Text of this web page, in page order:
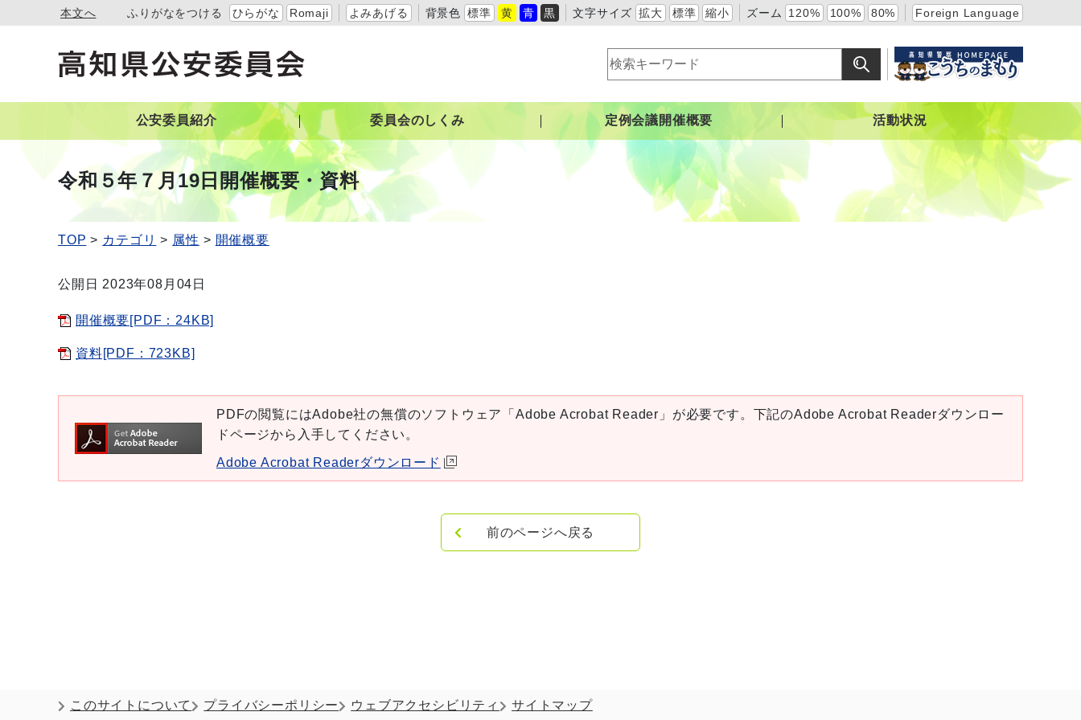
本文へ ふりがなをつける ひらがな Romaji よみあげる 背景色 標準 黄 青 黒 文字サイズ 拡大 標準 縮小 ズーム 120% 100% 80% Foreign Language
公安委員紹介 委員会のしくみ 定例会議開催概要 活動状況
令和５年７月19日開催概要・資料
TOP カテゴリ 属性 開催概要
公開日 2023年08月04日
開催概要[PDF：24KB]
資料[PDF：723KB]
PDFの閲覧にはAdobe社の無償のソフトウェア「Adobe Acrobat Reader」が必要です。下記のAdobe Acrobat Readerダウンロー
ドページから入手してください。
Adobe Acrobat Readerダウンロード
前のページへ戻る
このサイトについて プライバシーポリシー ウェブアクセシビリティ サイトマップ